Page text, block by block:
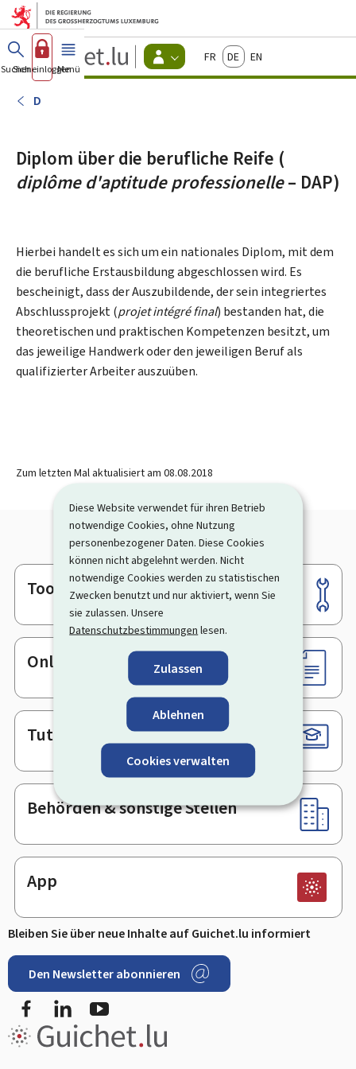
Diese Website verwendet für ihren Betrieb
notwendige Cookies, ohne Nutzung
personenbezogener Daten. Diese Cookies
können nicht abgelehnt werden. Nicht
notwendige Cookies werden zu statistischen
Zwecken benutzt und nur aktiviert, wenn Sie
sie zulassen. Unsere
Datenschutzbestimmungen lesen.
Zulassen
Ablehnen
Cookies verwalten
Zum Hauptmenü
Zum Inhalt
Guichet.lu
Changer
d'espace
FrançaisDeutschEnglish
Suchen
Sich einloggen
Menü Haupt-
D
Diplom über die berufliche Reife (
diplôme d'aptitude professionelle– DAP)
Hierbei handelt es sich um ein nationales Diplom, mit dem
die berufliche Erstausbildung abgeschlossen wird. Es
bescheinigt, dass der Auszubildende, der sein integriertes
Abschlussprojekt (projet intégré final) bestanden hat, die
theoretischen und praktischen Kompetenzen besitzt, um
das jeweilige Handwerk oder den jeweiligen Beruf als
qualifizierter Arbeiter auszuüben.
Zum letzten Mal aktualisiert am 08.08.2018
Footer
Tools
Online-Dienste & Formulare
Tutorials
Behörden & sonstige Stellen
App
Bleiben Sie über neue Inhalte auf Guichet.lu informiert
Den Newsletter abonnieren
FacebookLinkedIn